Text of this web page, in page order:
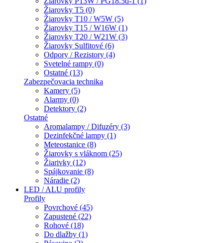
Žiarovky T5 (0)
Žiarovky T10 / W5W (5)
Žiarovky T15 / W16W (1)
Žiarovky T20 / W21W (3)
Žiarovky Sulfitové (6)
Odpory / Rezistory (4)
Svetelné rampy (0)
Ostatné (13)
Zabezpečovacia technika
Kamery (5)
Alarmy (0)
Detektory (2)
Ostatné
Aromalampy / Difuzéry (3)
Dezinfekčné lampy (1)
Meteostanice (8)
Žiarovky s vláknom (25)
Žiarivky (12)
Spájkovanie (8)
Náradie (2)
LED / ALU profily
Profily
Povrchové (45)
Zapustené (22)
Rohové (18)
Do dlažby (1)